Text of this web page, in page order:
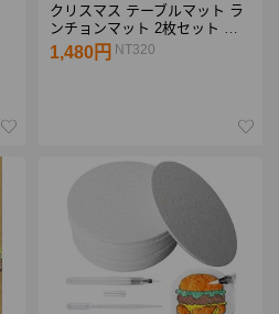
クリスマス テーブルマット ラ
ンチョンマット 2枚セット ス
ノーマン 赤 北欧風
1,480円 NT320